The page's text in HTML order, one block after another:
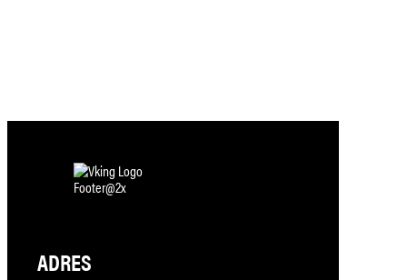
ADRES